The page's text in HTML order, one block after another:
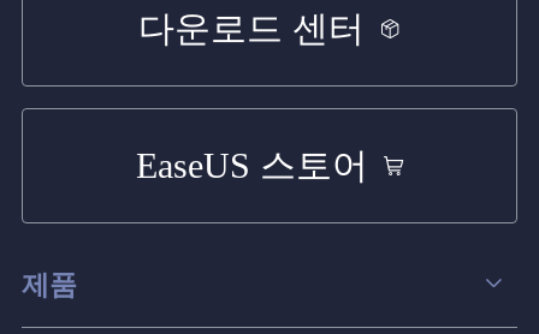
다운로드 센터
EaseUS 스토어
제품